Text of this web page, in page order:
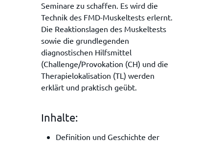
Seminare zu schaffen. Es wird die
Technik des FMD-Muskeltests erlernt.
Die Reaktionslagen des Muskeltests
sowie die grundlegenden
diagnostischen Hilfsmittel
(Challenge/Provokation (CH) und die
Therapielokalisation (TL) werden
erklärt und praktisch geübt.
Inhalte:
Definition und Geschichte der